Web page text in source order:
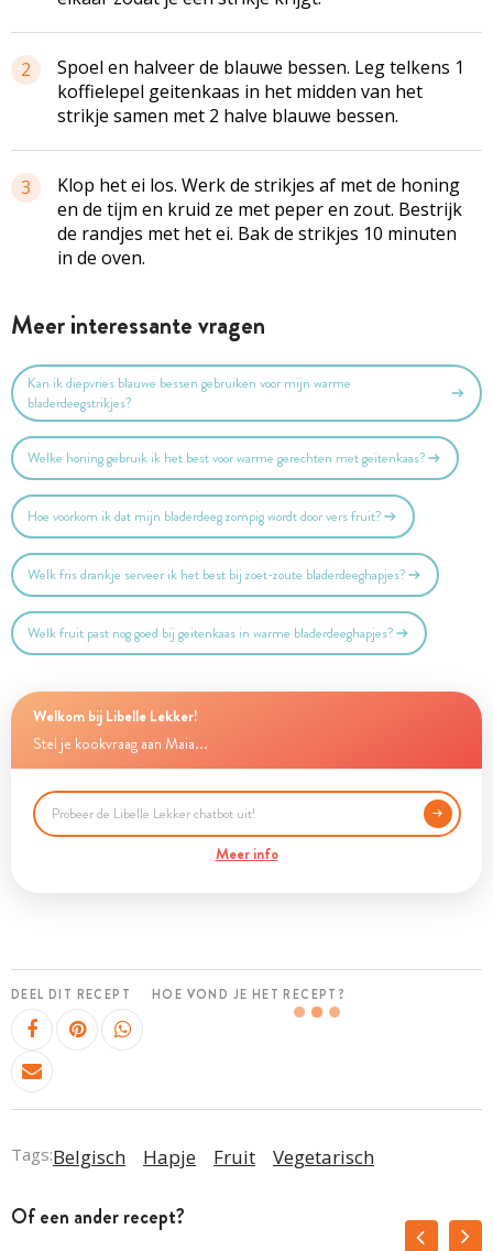
2
Spoel en halveer de blauwe bessen. Leg telkens 1
koffielepel geitenkaas in het midden van het
strikje samen met 2 halve blauwe bessen.
3
Klop het ei los. Werk de strikjes af met de honing
en de tijm en kruid ze met peper en zout. Bestrijk
de randjes met het ei. Bak de strikjes 10 minuten
in de oven.
Meer interessante vragen
Kan ik diepvries blauwe bessen gebruiken voor mijn warme
bladerdeegstrikjes?
Welke honing gebruik ik het best voor warme gerechten met geitenkaas?
Hoe voorkom ik dat mijn bladerdeeg zompig wordt door vers fruit?
Welk fris drankje serveer ik het best bij zoet-zoute bladerdeeghapjes?
Welk fruit past nog goed bij geitenkaas in warme bladerdeeghapjes?
Welkom bij Libelle Lekker!
Stel je kookvraag aan Maia...
Meer info
DEEL DIT RECEPT HOE VOND JE HET RECEPT?
Tags:Belgisch Hapje Fruit Vegetarisch
Of een ander recept?